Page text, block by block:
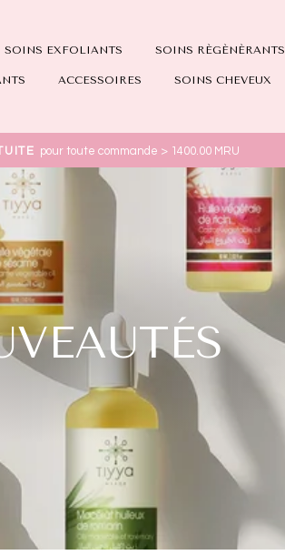
SOINS EXFOLIANTS SOINS RÈGÈNÈRANTS
ACCESSOIRES SOINS CHEVEUX
pour toute commande > 1400.00 MRU